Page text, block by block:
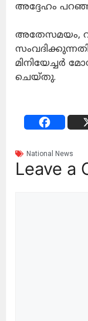
അദ്ദേഹം
അതേസമയം,
മിനിയേച്ചര്‍
ചെയ്തു.
National News
Leave a